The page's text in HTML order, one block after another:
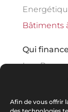
Afin de vous offrir
Bâtiments
Qui
Le
(lancé